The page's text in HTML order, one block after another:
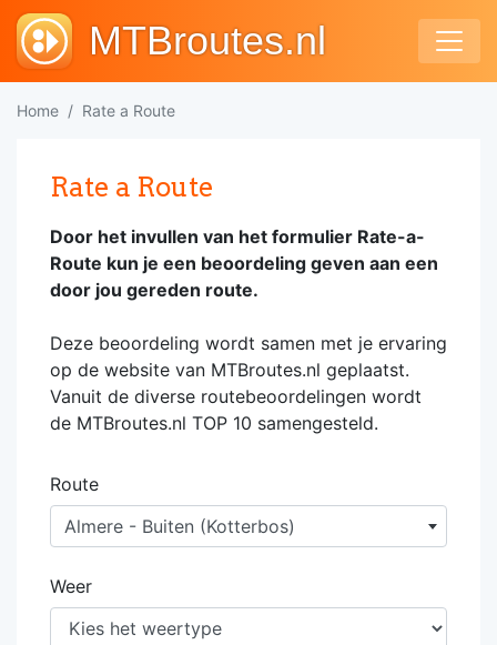
MTBroutes.nl
Home Rate a Route
Rate a Route
Door het invullen van het formulier Rate-a-
Route kun je een beoordeling geven aan een
door jou gereden route.
Deze beoordeling wordt samen met je ervaring
op de website van MTBroutes.nl geplaatst.
Vanuit de diverse routebeoordelingen wordt
de MTBroutes.nl TOP 10 samengesteld.
Route
Almere - Buiten (Kotterbos)
Weer